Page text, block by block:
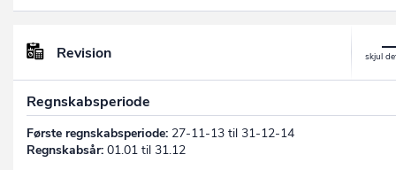
Revision
Regnskabsperiode
Første regnskabsperiode: 27-11-13 til 31-12-14
Regnskabsår: 01.01 til 31.12